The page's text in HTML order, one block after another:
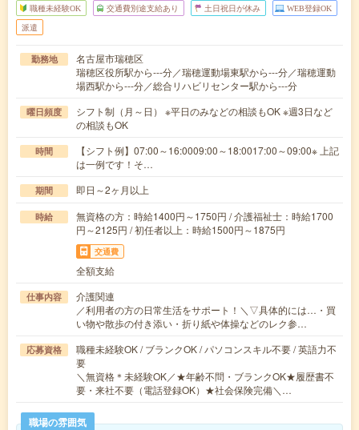
職種未経験OK 交通費別途支給あり 土日祝日が休み WEB登録OK
派遣
勤務地
名古屋市瑞穂区
瑞穂区役所駅から---分／瑞穂運動場東駅から---分／瑞穂運動
場西駅から---分／総合リハビリセンター駅から---分
曜日頻度
シフト制（月～日） ※平日のみなどの相談もOK ※週3日など
の相談もOK
時間
【シフト例】07:00～16:0009:00～18:0017:00～09:00※ 上記
は一例です！そ…
期間 即日～2ヶ月以上
時給
無資格の方：時給1400円～1750円 / 介護福祉士：時給1700
円～2125円 / 初任者以上：時給1500円～1875円
交通費
全額支給
仕事内容
介護関連
／利用者の方の日常生活をサポート！＼▽具体的には…・買
い物や散歩の付き添い・折り紙や体操などのレク参…
応募資格
職種未経験OK / ブランクOK / パソコンスキル不要 / 英語力不
要
＼無資格＊未経験OK／★年齢不問・ブランクOK★履歴書不
要・来社不要（電話登録OK）★社会保険完備＼…
職場の雰囲気